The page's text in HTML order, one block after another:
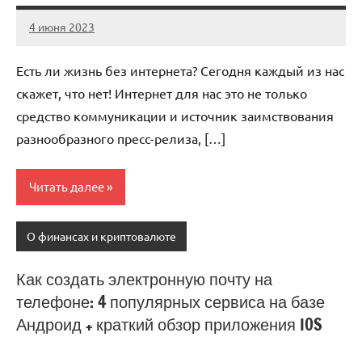
4 июня 2023
anti_shpion_
Нет
Есть ли жизнь без интернета? Сегодня каждый из нас
скажет, что нет! Интернет для нас это не только
средство коммуникации и источник заимствования
разнообразного пресс-релиза, […]
Читать далее
О финансах и криптовалюте
Как создать электронную почту на
телефоне: 4 популярных сервиса на базе
Андроид + краткий обзор приложения IOS